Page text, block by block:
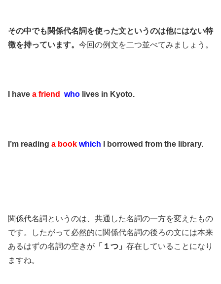
その中でも関係代名詞を使った文というのは他にはない特
徴を持っています。 今回の例文を二つ並べてみましょう。
I have a friend who lives in Kyoto.
I’m reading a book which I borrowed from the library.
関係代名詞というのは、共通した名詞の一方を変えたもの
です。したがって必然的に関係代名詞の後ろの文には本来
あるはずの名詞の空きが 「１つ」 存在していることになり
ますね。